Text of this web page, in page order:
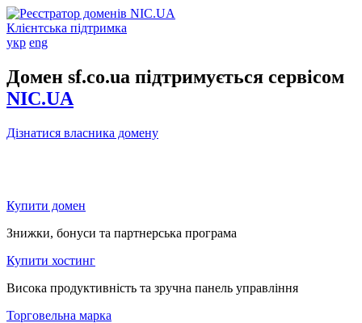
Клієнтська підтримка
укр eng
Домен sf.co.ua підтримується сервісом
NIC.UA
Дізнатися власника домену
Купити домен
Знижки, бонуси та партнерська програма
Купити хостинг
Висока продуктивність та зручна панель управління
Торговельна марка